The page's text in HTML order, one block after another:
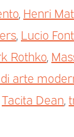
Henri
Lucio
Rothko
arte
Tacita Dean